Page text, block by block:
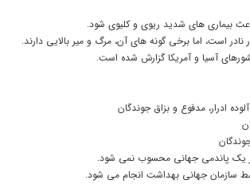
بیماری های شدید ریوی و کلیوی شود.
نادر است، اما برخی گونه های آن، مرگ و میر بالایی دارند.
آسیا و آمریکا گزارش شده است.
ادرار، مدفوع و بزاق جوندگان
یک پاندمی جهانی محسوب نمی شود.
سازمان جهانی بهداشت انجام می شود.